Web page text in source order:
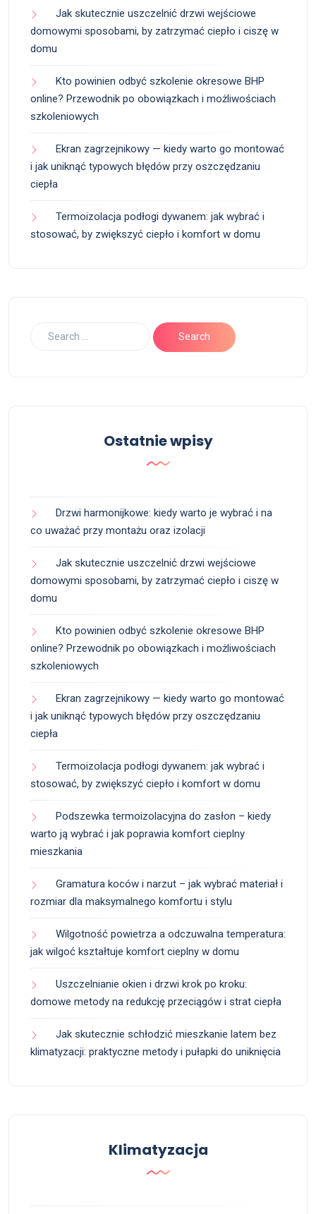
Jak skutecznie uszczelnić drzwi wejściowe
domowymi sposobami, by zatrzymać ciepło i ciszę w
domu
Kto powinien odbyć szkolenie okresowe BHP
online? Przewodnik po obowiązkach i możliwościach
szkoleniowych
Ekran zagrzejnikowy — kiedy warto go montować
i jak uniknąć typowych błędów przy oszczędzaniu
ciepła
Termoizolacja podłogi dywanem: jak wybrać i
stosować, by zwiększyć ciepło i komfort w domu
Ostatnie wpisy
Drzwi harmonijkowe: kiedy warto je wybrać i na
co uważać przy montażu oraz izolacji
Jak skutecznie uszczelnić drzwi wejściowe
domowymi sposobami, by zatrzymać ciepło i ciszę w
domu
Kto powinien odbyć szkolenie okresowe BHP
online? Przewodnik po obowiązkach i możliwościach
szkoleniowych
Ekran zagrzejnikowy — kiedy warto go montować
i jak uniknąć typowych błędów przy oszczędzaniu
ciepła
Termoizolacja podłogi dywanem: jak wybrać i
stosować, by zwiększyć ciepło i komfort w domu
Podszewka termoizolacyjna do zasłon – kiedy
warto ją wybrać i jak poprawia komfort cieplny
mieszkania
Gramatura koców i narzut – jak wybrać materiał i
rozmiar dla maksymalnego komfortu i stylu
Wilgotność powietrza a odczuwalna temperatura:
jak wilgoć kształtuje komfort cieplny w domu
Uszczelnianie okien i drzwi krok po kroku:
domowe metody na redukcję przeciągów i strat ciepła
Jak skutecznie schłodzić mieszkanie latem bez
klimatyzacji: praktyczne metody i pułapki do uniknięcia
Klimatyzacja